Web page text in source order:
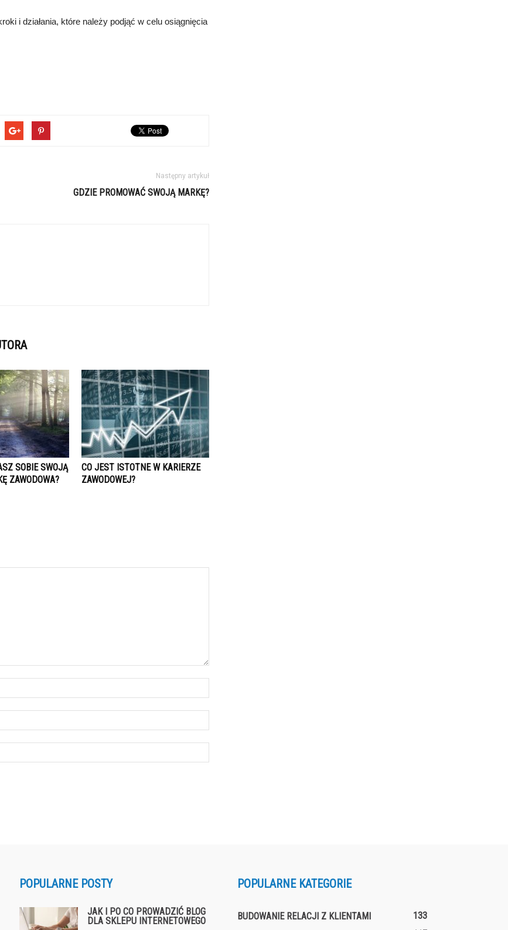
i działania, które należy podjąć w celu osiągnięcia
Następny artykuł
GDZIE PROMOWAĆ SWOJĄ MARKĘ?
SOBIE SWOJĄ
ZAWODOWA?
CO JEST ISTOTNE W KARIERZE
ZAWODOWEJ?
POPULARNE POSTY
JAK I PO CO PROWADZIĆ BLOG
DLA SKLEPU INTERNETOWEGO
POPULARNE KATEGORIE
BUDOWANIE RELACJI Z KLIENTAMI
133